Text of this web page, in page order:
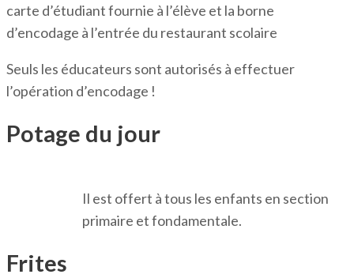
carte d’étudiant fournie à l’élève et la borne
d’encodage à l’entrée du restaurant scolaire
Seuls les éducateurs sont autorisés à effectuer
l’opération d’encodage !
Potage du jour
Il est offert à tous les enfants en section
primaire et fondamentale.
Frites